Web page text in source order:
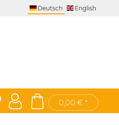
Deutsch English
0,00 € *